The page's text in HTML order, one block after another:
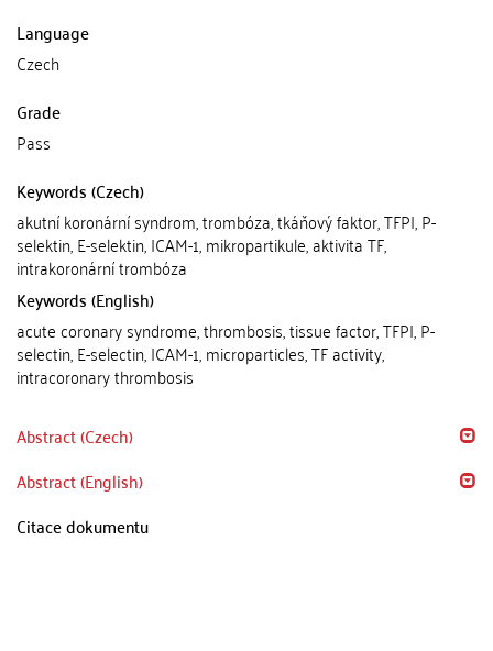
Language
Czech
Grade
Pass
Keywords (Czech)
akutní koronární syndrom, trombóza, tkáňový faktor, TFPI, P-
selektin, E-selektin, ICAM-1, mikropartikule, aktivita TF,
intrakoronární trombóza
Keywords (English)
acute coronary syndrome, thrombosis, tissue factor, TFPI, P-
selectin, E-selectin, ICAM-1, microparticles, TF activity,
intracoronary thrombosis
Abstract (Czech)
Abstract (English)
Citace dokumentu